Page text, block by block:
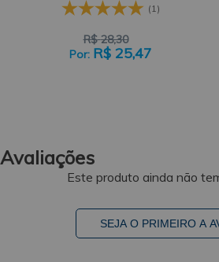
(1)
R$ 28,30
R$ 25,47
Avaliações
Este produto ainda não
SEJA O PRIMEIRO A